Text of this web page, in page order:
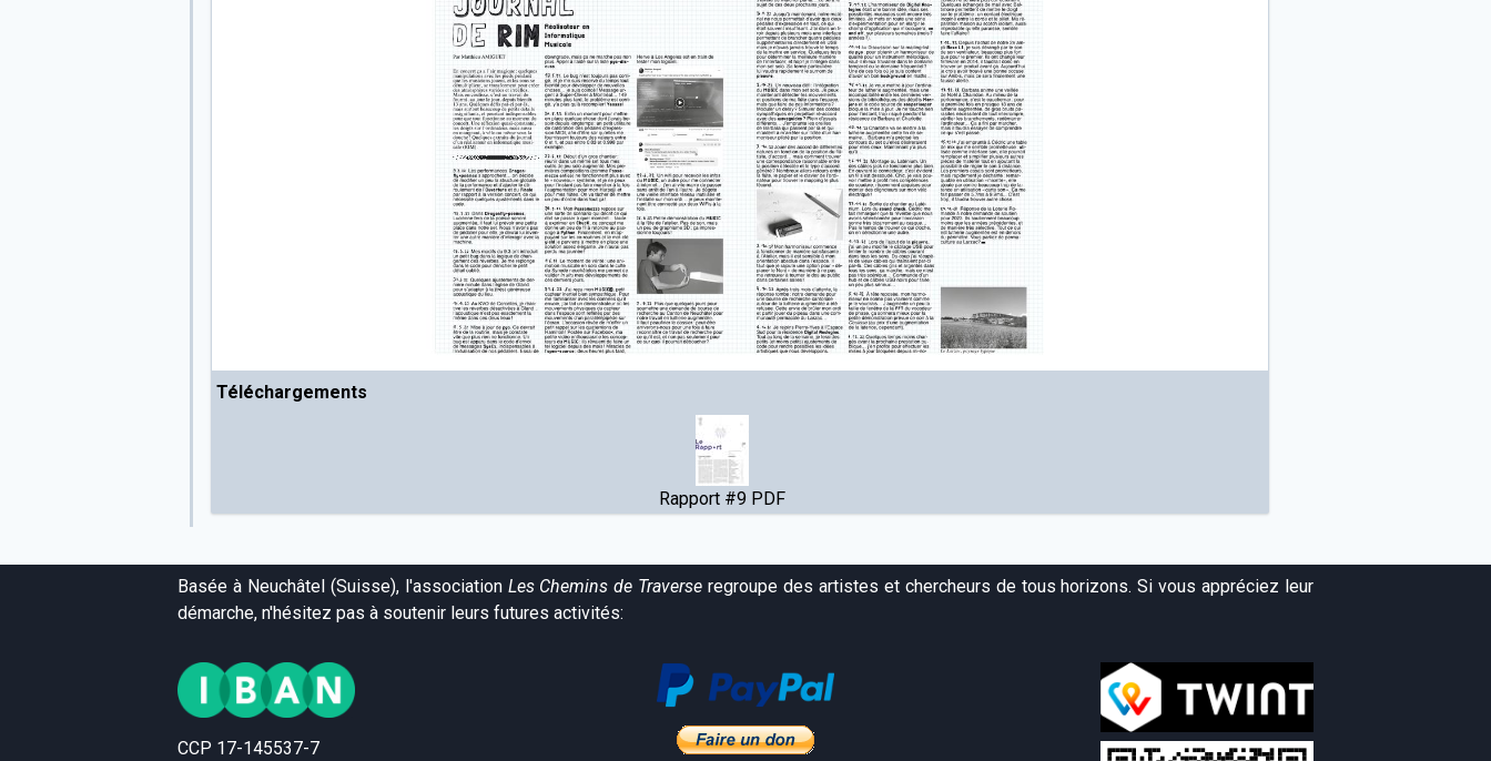
Téléchargements
Rapport #9 PDF
Basée à Neuchâtel (Suisse), l'association Les Chemins de Traverse regroupe des artistes et chercheurs de tous horizons. Si vous appréciez leur
démarche, n'hésitez pas à soutenir leurs futures activités:
CCP 17-145537-7